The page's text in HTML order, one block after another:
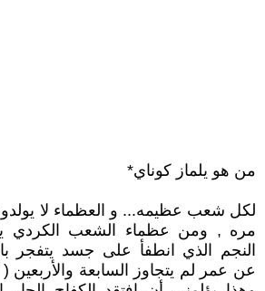
من هو يلماز كوناي*
لكل شعب عظيمه... و العظماء لا
مره , ومن عظماء الشعب الكردي
النجم الذي انطفأ على جسد يتفجر
عن عمر لم يتجاوز السابعة والأربعين